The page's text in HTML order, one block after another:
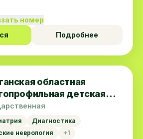
номер
Подробнее
областная
детская
Диагностика
неврология
+1